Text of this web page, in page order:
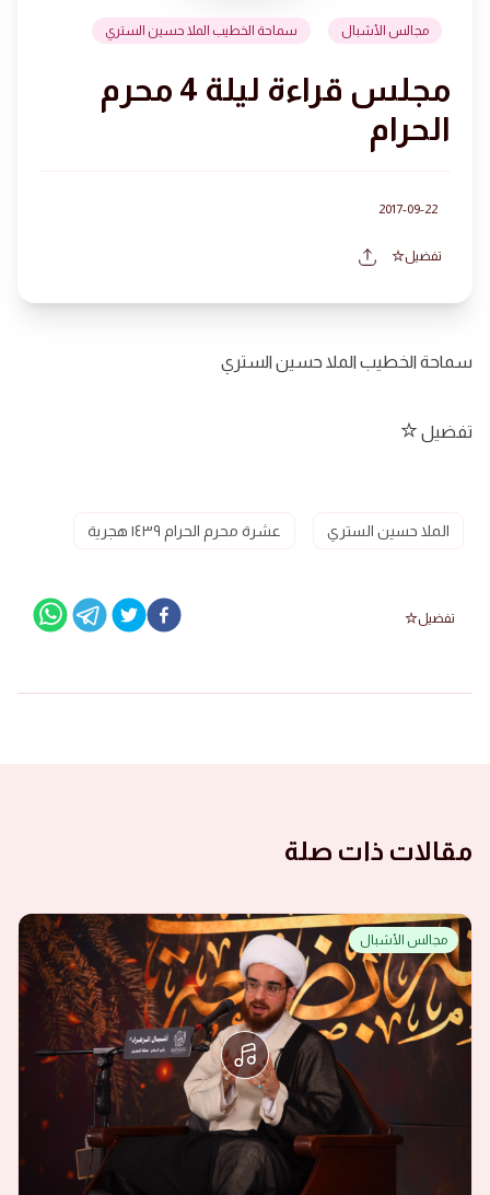
مجالس الأشبال سماحة الخطيب الملا حسين الستري
مجلس قراءة ليلة 4 محرم
الحرام
2017-09-22
تفضيل
سماحة الخطيب الملا حسين الستري
تفضيل
الملا حسين الستري عشرة محرم الحرام ١٤٣٩ هجرية
تفضيل
مقالات ذات صلة
مجالس الأشبال